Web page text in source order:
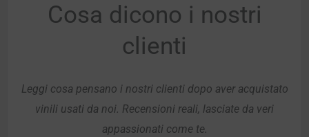
Cosa dicono i nostri
clienti
Leggi cosa pensano i nostri clienti dopo aver acquistato
vinili usati da noi. Recensioni reali, lasciate da veri
appassionati come te.